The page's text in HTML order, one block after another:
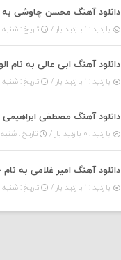
دانلود آهنگ محسن چاوشی به
بازدید : ۱ بازدید بار / تاریخ : شنبه ۱۰ مرداد ۱۴۰۵
دانلود آهنگ ابی عالی به نام
بازدید : ۱ بازدید بار / تاریخ : شنبه ۱۰ مرداد ۱۴۰۵
بازدید : ۰ بازدید بار / تاریخ : شنبه ۱۰ مرداد
بازدید : ۱ بازدید بار / تاریخ : شنبه ۱۰ مرداد ۱۴۰۵